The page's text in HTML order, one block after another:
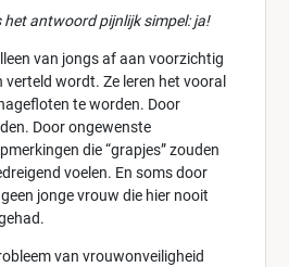
het antwoord pijnlijk simpel: ja!
van jongs af aan voorzichtig
wordt. Ze leren het vooral
te worden. Door
Door ongewenste
die “grapjes” zouden
voelen. En soms door
jonge vrouw die hier nooit
van vrouwonveiligheid